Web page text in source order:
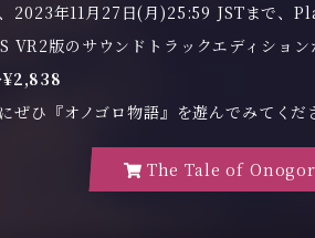
2023年11月27日(月)25:59 JSTまで、
VR2版のサウンドトラックエディション
¥2,838
ぜひ『オノゴロ物語』を遊んでみてくだ
The Tale of